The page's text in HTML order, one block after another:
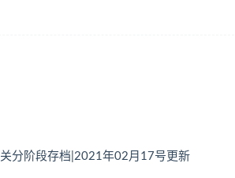
分阶段存档|2021年02月17号更新